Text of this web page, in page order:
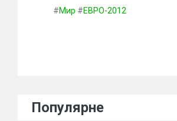
#Мир #ЕВРО-2012
Популярне